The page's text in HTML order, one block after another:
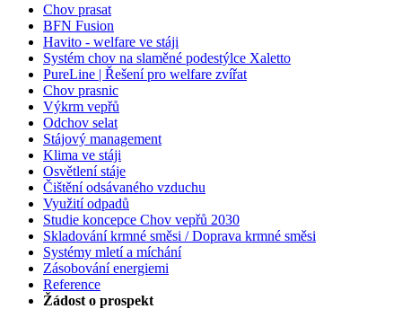
Chov prasat
BFN Fusion
Havito - welfare ve stáji
Systém chov na slaměné podestýlce Xaletto
PureLine | Řešení pro welfare zvířat
Chov prasnic
Výkrm vepřů
Odchov selat
Stájový management
Klima ve stáji
Osvětlení stáje
Čištění odsávaného vzduchu
Využití odpadů
Studie koncepce Chov vepřů 2030
Skladování krmné směsi / Doprava krmné směsi
Systémy mletí a míchání
Zásobování energiemi
Reference
Žádost o prospekt